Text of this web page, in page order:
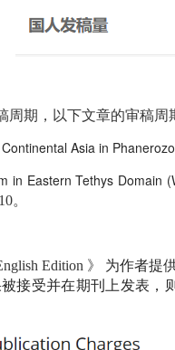
周期，以下文章的审稿周
Asia in
in Eastern Tethys Domain
。
Edition 》
为作者提
接受并在期刊上发表，则